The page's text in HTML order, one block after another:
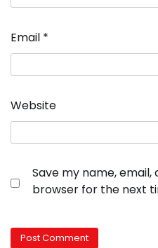
Email *
Website
Save my name, email,
browser for the next